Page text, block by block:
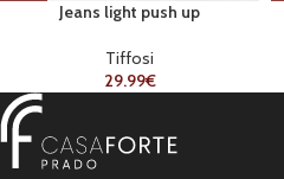
Jeans light push up
Tiffosi
29.99€